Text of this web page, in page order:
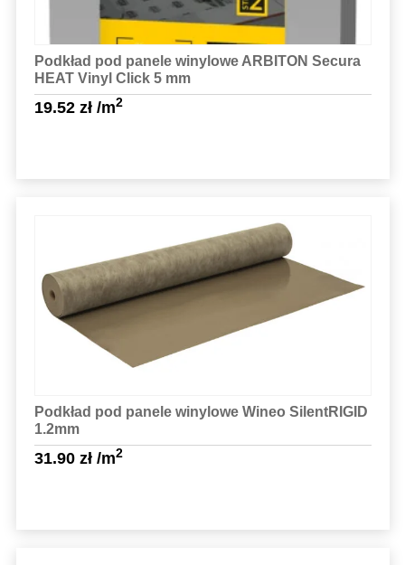
Podkład pod panele winylowe ARBITON Secura
HEAT Vinyl Click 5 mm
19.52 zł/m2
Sprawdź szczegóły
Podkład pod panele winylowe Wineo SilentRIGID
1.2mm
31.90 zł/m2